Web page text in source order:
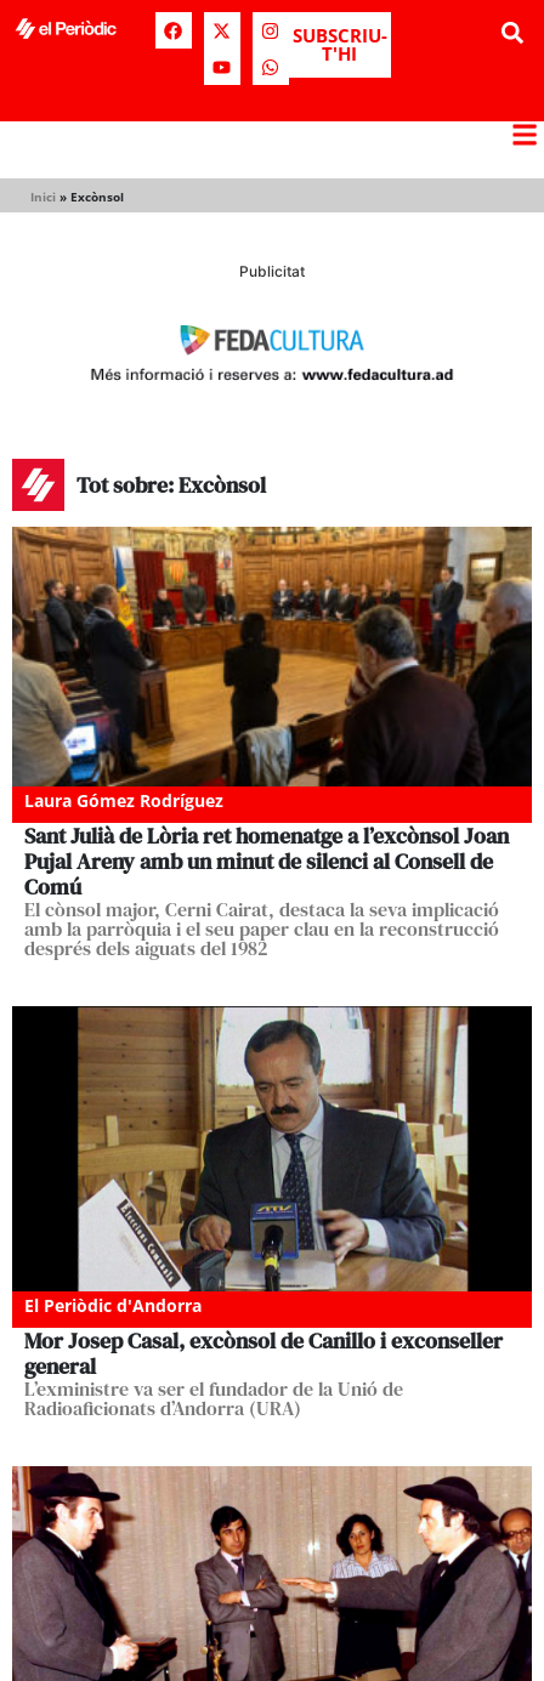
SUBSCRIU-
T'HI
Inici » Excònsol
Publicitat
Tot sobre: Excònsol
Laura Gómez Rodríguez
Sant Julià de Lòria ret homenatge a l’excònsol Joan
Pujal Areny amb un minut de silenci al Consell de
Comú
El cònsol major, Cerni Cairat, destaca la seva implicació
amb la parròquia i el seu paper clau en la reconstrucció
després dels aiguats del 1982
El Periòdic d'Andorra
Mor Josep Casal, excònsol de Canillo i exconseller
general
L’exministre va ser el fundador de la Unió de
Radioaficionats d’Andorra (URA)